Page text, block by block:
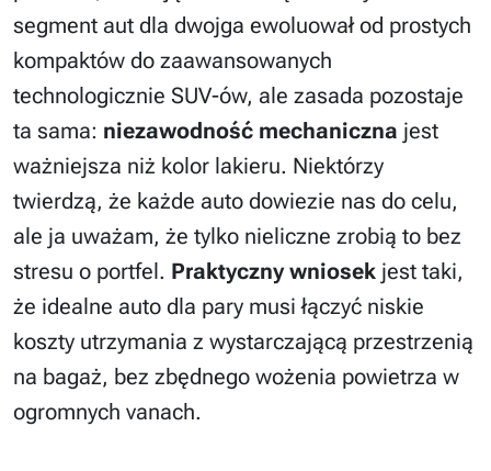
segment aut dla dwojga ewoluował od prostych
kompaktów do zaawansowanych
technologicznie SUV-ów, ale zasada pozostaje
ta sama: niezawodność mechaniczna jest
ważniejsza niż kolor lakieru. Niektórzy
twierdzą, że każde auto dowiezie nas do celu,
ale ja uważam, że tylko nieliczne zrobią to bez
stresu o portfel. Praktyczny wniosek jest taki,
że idealne auto dla pary musi łączyć niskie
koszty utrzymania z wystarczającą przestrzenią
na bagaż, bez zbędnego wożenia powietrza w
ogromnych vanach.